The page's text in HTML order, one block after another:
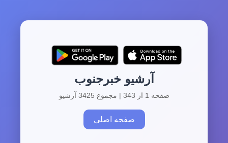
آرشیو خبرجنوب
صفحه 1 از 343 | مجموع 3425 آرشیو
صفحه اصلی